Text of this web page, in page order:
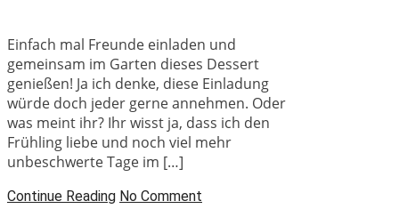
Einfach mal Freunde einladen und
gemeinsam im Garten dieses Dessert
genießen! Ja ich denke, diese Einladung
würde doch jeder gerne annehmen. Oder
was meint ihr? Ihr wisst ja, dass ich den
Frühling liebe und noch viel mehr
unbeschwerte Tage im […]
Continue Reading No Comment